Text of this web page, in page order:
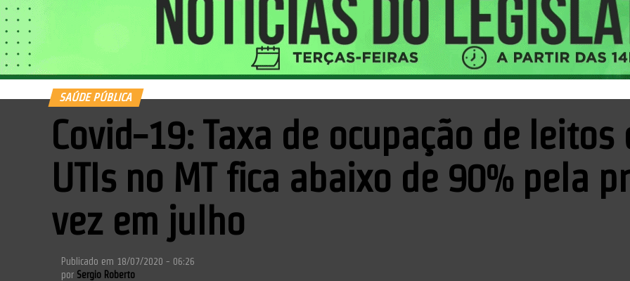
SAÚDE PÚBLICA
Covid-19: Taxa de ocupação de leitos
UTIs no MT fica abaixo de 90% pela
vez em julho
Publicado em 18/07/2020 - 06:26
por Sergio Roberto